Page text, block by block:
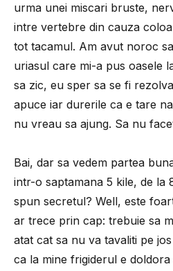
urma unei miscari bruste,
intre vertebre din cauza
tot tacamul. Am avut noroc
uriasul care mi-a pus oasele
sa zic, eu sper sa se fi
apuce iar durerile ca e tare
nu vreau sa ajung. Sa nu
Bai, dar sa vedem partea
intr-o saptamana 5 kile, de la
spun secretul? Well, este
ar trece prin cap: trebuie sa
atat cat sa nu va tavaliti pe
ca la mine frigiderul e